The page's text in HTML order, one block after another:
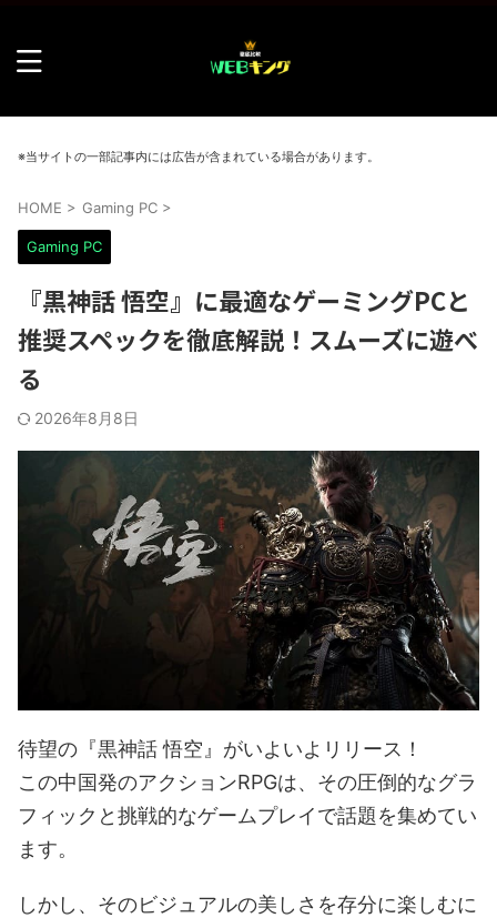
※当サイトの一部記事内には広告が含まれている場合があります。
HOME > Gaming PC >
Gaming PC
『黒神話 悟空』に最適なゲーミングPCと
推奨スペックを徹底解説！スムーズに遊べ
る
2026年8月8日
待望の『黒神話 悟空』がいよいよリリース！
この中国発のアクションRPGは、その圧倒的なグラ
フィックと挑戦的なゲームプレイで話題を集めてい
ます。
しかし、そのビジュアルの美しさを存分に楽しむに